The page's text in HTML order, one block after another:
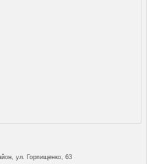
ул. Горпищенко, 63